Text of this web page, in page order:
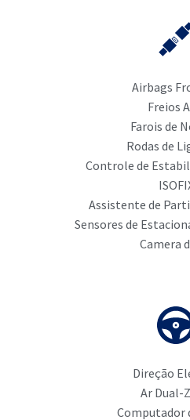
Airbags
Freios
Farois de
Rodas de
Controle de
Assistente de
Sensores de
Camera
Direção
Ar Dual-
Computador